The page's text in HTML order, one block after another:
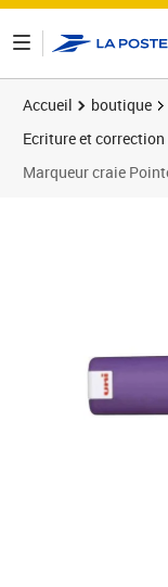
Accueil boutique
Ecriture et correction
Marqueur craie